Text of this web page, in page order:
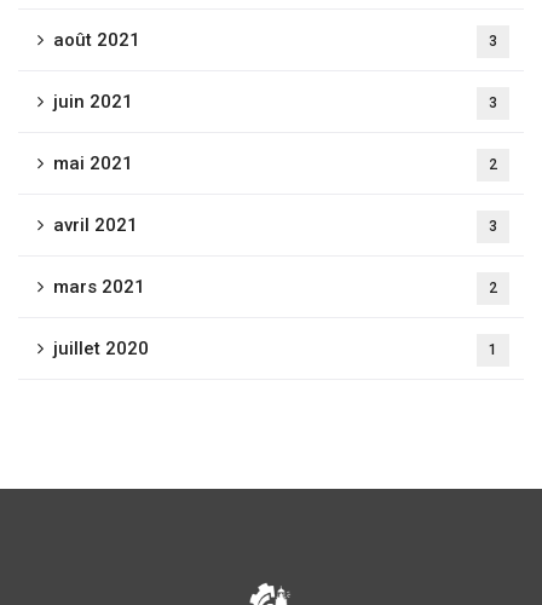
août 2021 3
juin 2021 3
mai 2021 2
avril 2021 3
mars 2021 2
juillet 2020 1